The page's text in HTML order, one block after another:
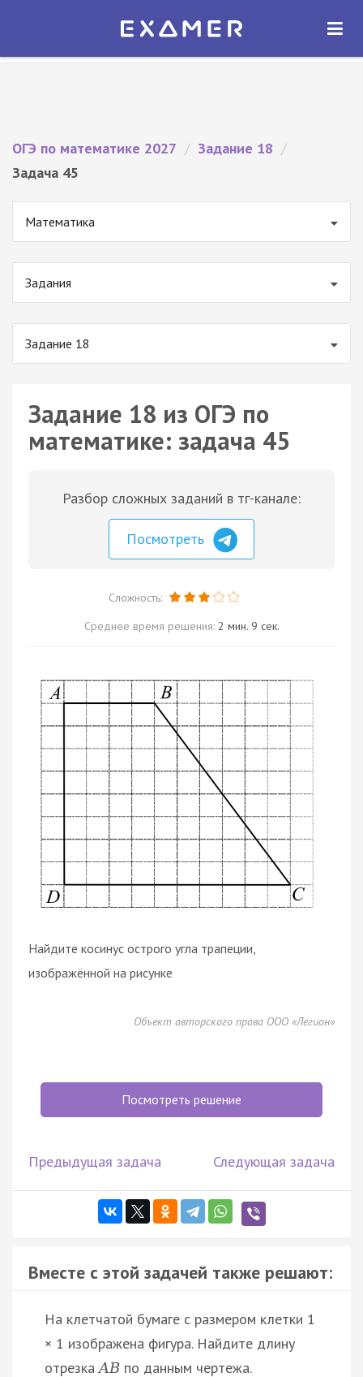
Экзамер — ЕГЭ 2027
ОТКРЫТЬ
ОГЭ по математике 2027 / Задание 18 /
Задача 45
Математика
Задания
Задание 18
Задание 18 из ОГЭ по
математике: задача 45
Разбор сложных заданий в тг-канале:
Посмотреть
Сложность:
Среднее время решения: 2 мин. 9 сек.
Найдите косинус острого угла трапеции,
изображённой на рисунке
Объект авторского права ООО «Легион»
Посмотреть решение
Предыдущая задача Следующая задача
Вместе с этой задачей также решают:
На клетчатой бумаге с размером клетки 1
× 1 изображена фигура. Найдите длину
отрезка AB по данным чертежа.